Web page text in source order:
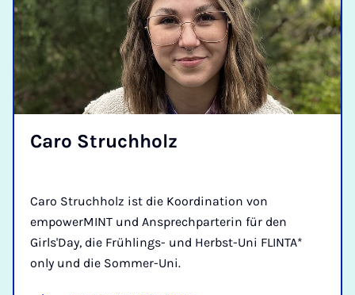
Caro Struch­holz
Caro Struchholz ist die Koordination von
empowerMINT und Ansprechparterin für den
Girls'Day, die Frühlings- und Herbst-Uni FLINTA*
only und die Sommer-Uni.